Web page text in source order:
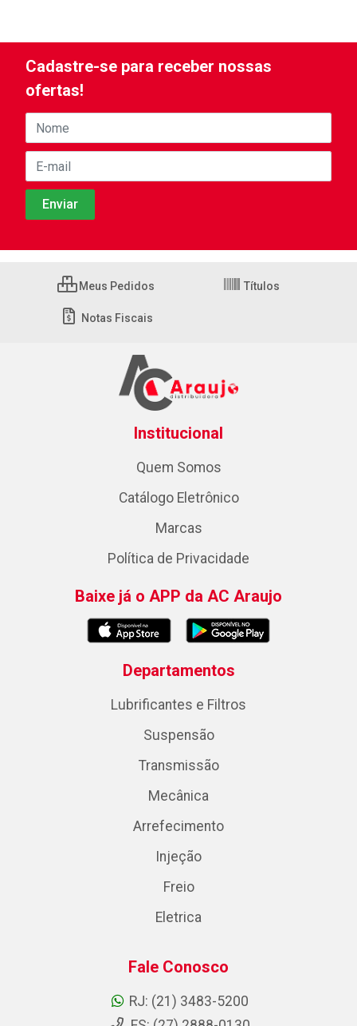
Cadastre-se para receber nossas
ofertas!
Meus Pedidos Títulos
Notas Fiscais
Institucional
Quem Somos
Catálogo Eletrônico
Marcas
Política de Privacidade
Baixe já o APP da AC Araujo
Departamentos
Lubrificantes e Filtros
Suspensão
Transmissão
Mecânica
Arrefecimento
Injeção
Freio
Eletrica
Fale Conosco
RJ: (21) 3483-5200